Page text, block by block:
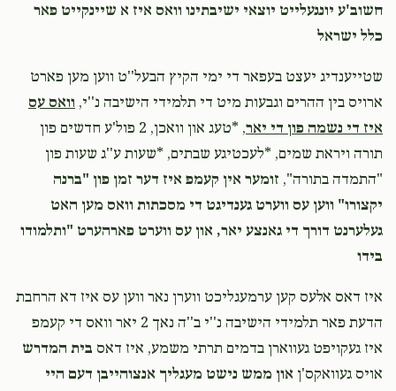
חשוב'ע יונגעלייט יוצאי ישיבתינו וואס איז א שיינקייט פאר
כלל ישראל
‎‎שטייענדיג יעצט בעפאר די ימי הקיץ הבעל''ט ווען מען פארט
ארויס בין ההרים וגבעות מיט די תלמידי הישיבה נ''י, וואס עס
איז די נשמה פון די יאר
, *טעג און וואכן, 2 פול'ע חדשים פון
תורה ויראת שמים, *לעכטיגע שבתים, *שעות ע''ג שעות פון
"התמדה בתורה", זומער אין קעמפ איז דער זמן פון "ברנה
יקצורו" ווען עס ווערט גענדיגט די מסכתות וואס מען האט
געלערנט דורך די גאנצע יאר, און עס ווערט פארהערט "ותלמודו
בידו
איז דאס אלעס קען ערמעגליכט ווערן נאר ווען עס איז דא הרחבת
הדעת פאר תלמידי הישיבה נ''י ב''ה נאך 2 יאר וואס די קעמפ
איז געקויפט געווארן בדמים תרתי משמע, איז דאס בית המדרש
אויס געוואקס'ן און ממש נישט מעגליך אנצוהייבן דעם היי